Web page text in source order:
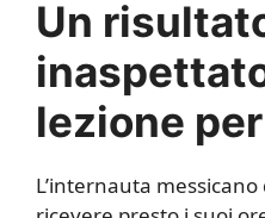
Un
lezione
L’internauta